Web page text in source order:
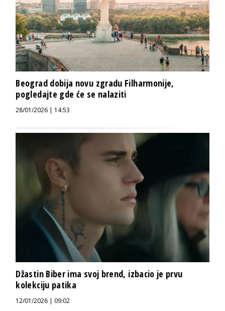
Beograd dobija novu zgradu Filharmonije,
pogledajte gde će se nalaziti
28/01/2026 | 14:53
Džastin Biber ima svoj brend, izbacio je prvu
kolekciju patika
12/01/2026 | 09:02